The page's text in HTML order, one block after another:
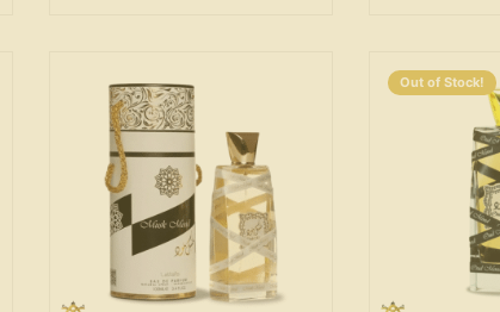
Out of Stock!